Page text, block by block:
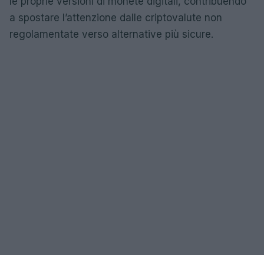
a spostare l’attenzione dalle criptovalute non
regolamentate verso alternative più sicure.